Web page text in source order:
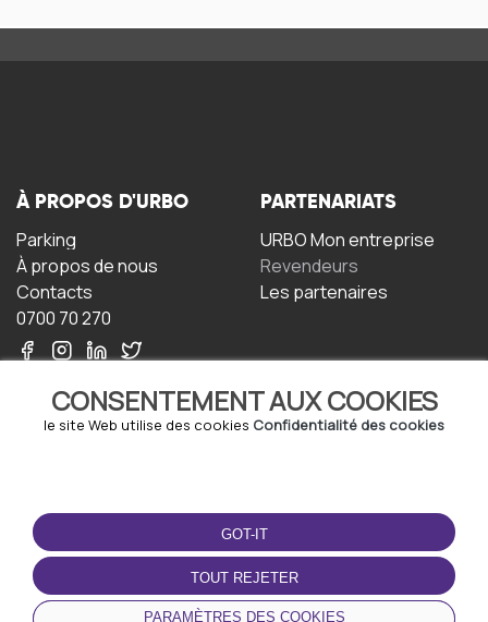
CONSENTEMENT AUX COOKIES
le site Web utilise des cookies Confidentialité des cookies
GOT-IT
TOUT REJETER
PARAMÈTRES DES COOKIES
À PROPOS D'URBO
Parking
À propos de nous
Contacts
0700 70 270
PARTENARIATS
URBO Mon entreprise
Revendeurs
Les partenaires
TERMS-OF-USE
Termes et conditions
Politique de confidentialité
Politique relative aux
cookies
TÉLÉCHARGEZ
L'APPLICATION